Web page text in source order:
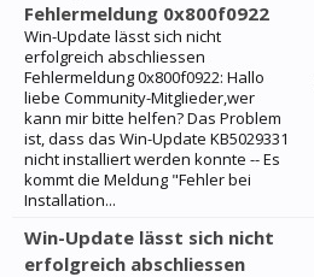
Fehlermeldung 0x800f0922
Win-Update lässt sich nicht
erfolgreich abschliessen
Fehlermeldung 0x800f0922: Hallo
liebe Community-Mitglieder,wer
kann mir bitte helfen? Das Problem
ist, dass das Win-Update KB5029331
nicht installiert werden konnte -- Es
kommt die Meldung "Fehler bei
Installation...
Win-Update lässt sich nicht
erfolgreich abschliessen